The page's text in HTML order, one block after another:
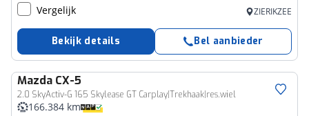
Vergelijk ZIERIKZEE
Bekijk details Bel aanbieder
Mazda CX-5
2.0 SkyActiv-G 165 Skylease GT Carplay|Trekhaak|res.wiel
166.384 km